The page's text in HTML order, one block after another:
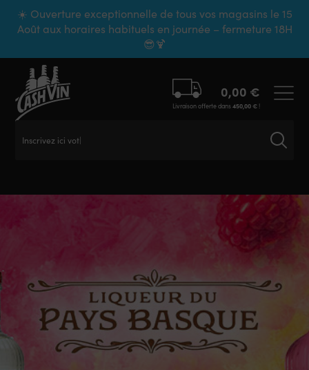
☀️ Ouverture exceptionnelle de tous vos magasins le 15
Août aux horaires habituels en journée – fermeture 18H
😎🍹
Inscrivez ici votre
0,00 €
Livraison offerte dans450,00 €!
Panneau de gestion des cookies